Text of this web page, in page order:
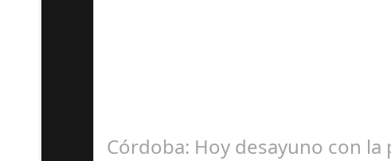
Córdoba: Hoy desayuno con